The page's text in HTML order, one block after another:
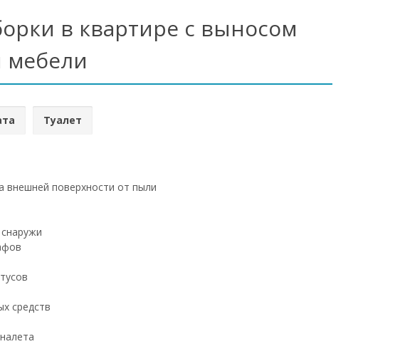
в квартире с выносом
мебели
Туалет
внешней поверхности от пыли
средств